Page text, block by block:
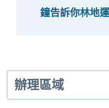
鐘告訴你林地
辦理區域